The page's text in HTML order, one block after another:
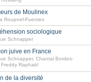
de Moulinex
Roupnel-Fuentes
sociologique
Schnapper
juive en France
Schnapper, Chantal Bordes-
Raphaël
de la diversité